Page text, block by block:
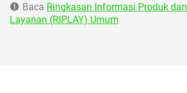
Baca Ringkasan Informasi Produk dan
Layanan (RIPLAY) Umum